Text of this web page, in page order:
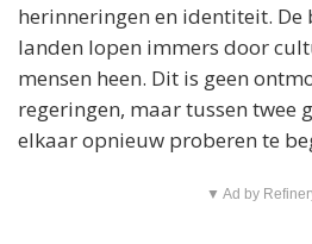
herinneringen en identiteit. De
landen lopen immers door
mensen heen. Dit is geen
regeringen, maar tussen twee
elkaar opnieuw proberen te
▼ Ad by